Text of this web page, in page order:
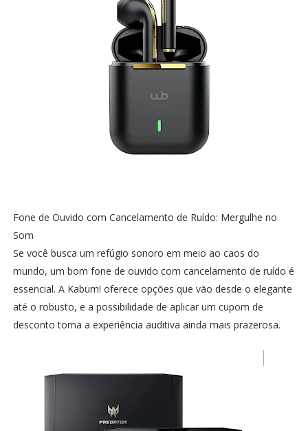
Fone de Ouvido com Cancelamento de Ruído: Mergulhe no
Som
Se você busca um refúgio sonoro em meio ao caos do
mundo, um bom fone de ouvido com cancelamento de ruído é
essencial. A Kabum! oferece opções que vão desde o elegante
até o robusto, e a possibilidade de aplicar um cupom de
desconto torna a experiência auditiva ainda mais prazerosa.